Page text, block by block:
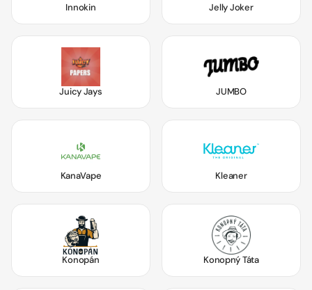
Innokin Jelly Joker
Juicy Jays JUMBO
KanaVape Kleaner
Konopán Konopný Táta